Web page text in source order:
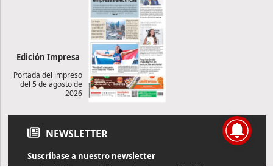
Edición Impresa
Portada del impreso
del 5 de agosto de
2026
NEWSLETTER
Suscríbase a nuestro newsletter